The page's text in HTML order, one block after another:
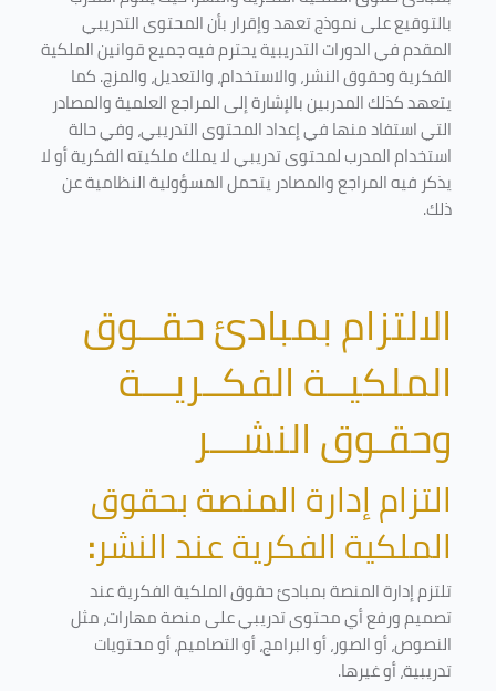
بالتوقيع على نموذج تعهد وإقرار بأن المحتوى التدريبي
المقدم في الدورات التدريبية يحترم فيه جميع قوانين الملكية
الفكرية وحقوق النشر، والاستخدام، والتعديل، والمزج. كما
يتعهد كذلك المدربين بالإشارة إلى المراجع العلمية والمصادر
التي استفاد منها في إعداد المحتوى التدريبي، وفي حالة
استخدام المدرب لمحتوى تدريبي لا يملك ملكيته الفكرية أو لا
يذكر فيه المراجع والمصادر يتحمل المسؤولية النظامية عن
ذلك.
الالتزام بمبادئ حقــوق
الملكيــة الفكــريـــة
وحقـوق النشـــر
التزام إدارة المنصة بحقوق
الملكية الفكرية عند النشر:
تلتزم إدارة المنصة بمبادئ حقوق الملكية الفكرية عند
تصميم ورفع أي محتوى تدريبي على منصة مهارات، مثل
النصوص، أو الصور، أو البرامج، أو التصاميم، أو محتويات
تدريبية، أو غيرها.